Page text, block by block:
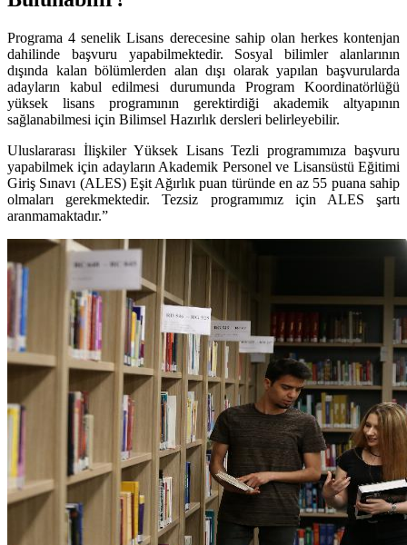
Programa 4 senelik Lisans derecesine sahip olan herkes kontenjan
dahilinde başvuru yapabilmektedir. Sosyal bilimler alanlarının
dışında kalan bölümlerden alan dışı olarak yapılan başvurularda
adayların kabul edilmesi durumunda Program Koordinatörlüğü
yüksek lisans programının gerektirdiği akademik altyapının
sağlanabilmesi için Bilimsel Hazırlık dersleri belirleyebilir.
Uluslararası İlişkiler Yüksek Lisans Tezli programımıza başvuru
yapabilmek için adayların Akademik Personel ve Lisansüstü Eğitimi
Giriş Sınavı (ALES) Eşit Ağırlık puan türünde en az 55 puana sahip
olmaları gerekmektedir. Tezsiz programımız için ALES şartı
aranmamaktadır.”